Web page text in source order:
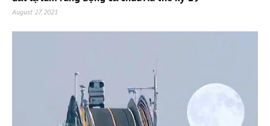
August 27, 2021